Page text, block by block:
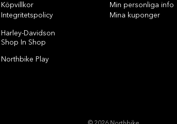
Köpvillkor
Integritetspolicy
Harley-Davidson
Shop In Shop
Northbike Play
Min personliga info
Mina kuponger